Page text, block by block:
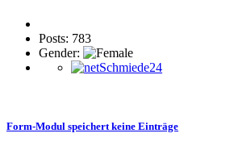
Posts: 783
Gender:
Form-Modul speichert keine Einträge